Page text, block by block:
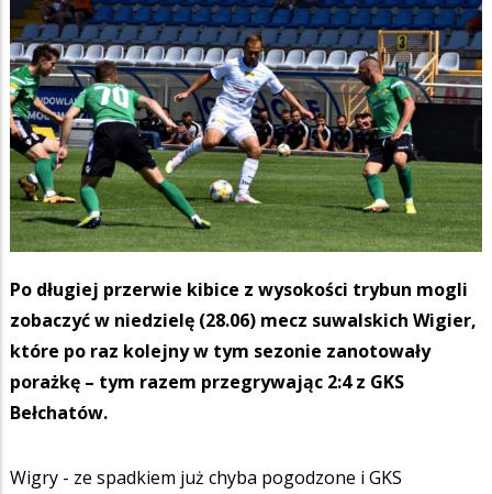
Po długiej przerwie kibice z wysokości trybun mogli
zobaczyć w niedzielę (28.06) mecz suwalskich Wigier,
które po raz kolejny w tym sezonie zanotowały
porażkę – tym razem przegrywając 2:4 z GKS
Bełchatów.
Wigry - ze spadkiem już chyba pogodzone i GKS